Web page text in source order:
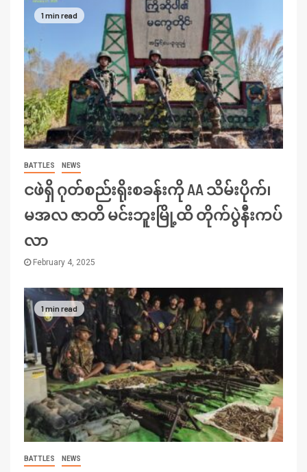
1 min read
BATTLES NEWS
ငဖဲရှိ ဂုတ်စည်းရိုးစခန်းကို AA သိမ်းပိုက်၊
မအလ ဇာတိ မင်းဘူးမြို့ထိ တိုက်ပွဲနီးကပ်
လာ
February 4, 2025
1 min read
BATTLES NEWS